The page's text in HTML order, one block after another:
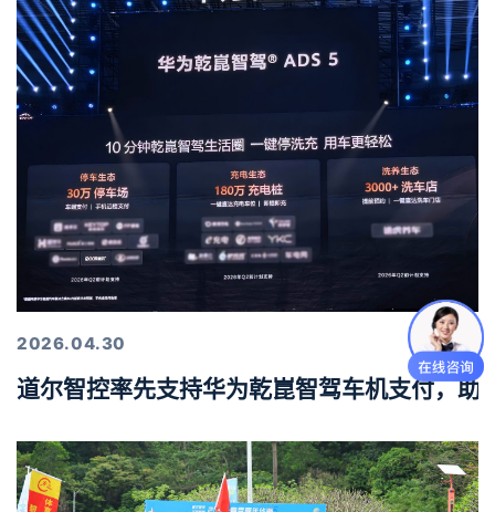
2026.04.30
道尔智控率先支持华为乾崑智驾车机支付，助